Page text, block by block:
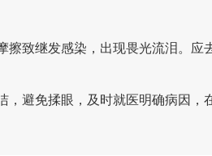
擦致继发感染，出现畏光流泪。
，避免揉眼，及时就医明确病因，